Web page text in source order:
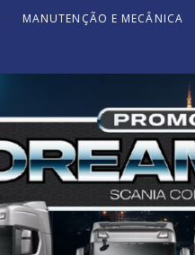
MANUTENÇÃO E MECÂNICA